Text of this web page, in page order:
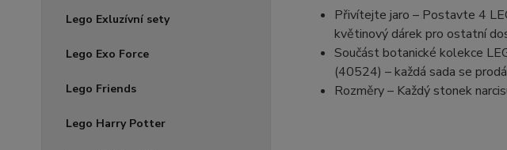
Lego Exluzívní sety
Lego Exo Force
Lego Friends
Lego Harry Potter
Přivítejte jaro – Postavte 4
květinový dárek pro ostatní
Součást botanické kolekce
(40524) – každá sada se
Rozměry – Každý stonek